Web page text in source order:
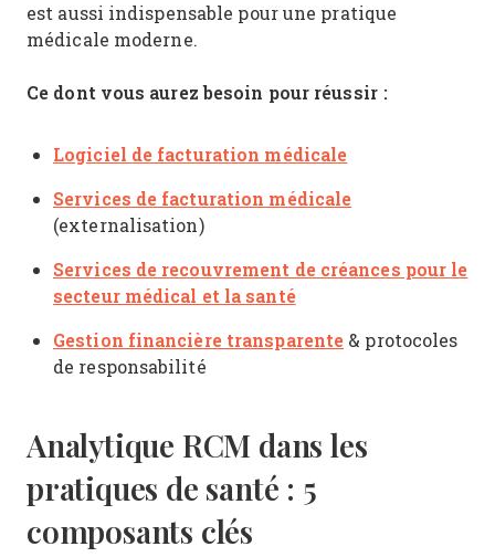
est aussi indispensable pour une pratique
médicale moderne.
Ce dont vous aurez besoin pour réussir :
Logiciel de facturation médicale
Services de facturation médicale
(externalisation)
Services de recouvrement de créances pour le
secteur médical et la santé
Gestion financière transparente & protocoles
de responsabilité
Analytique RCM dans les
pratiques de santé : 5
composants clés